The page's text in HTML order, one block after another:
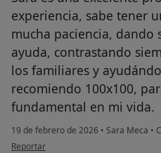
experiencia, sabe tener
mucha paciencia, dando
ayuda, contrastando
los familiares y
recomiendo 100x100,
fundamental en mi vida.
19 de febrero de 2026 • Sara Meca •
en opinión del usuario Paco Fernandez
Reportar